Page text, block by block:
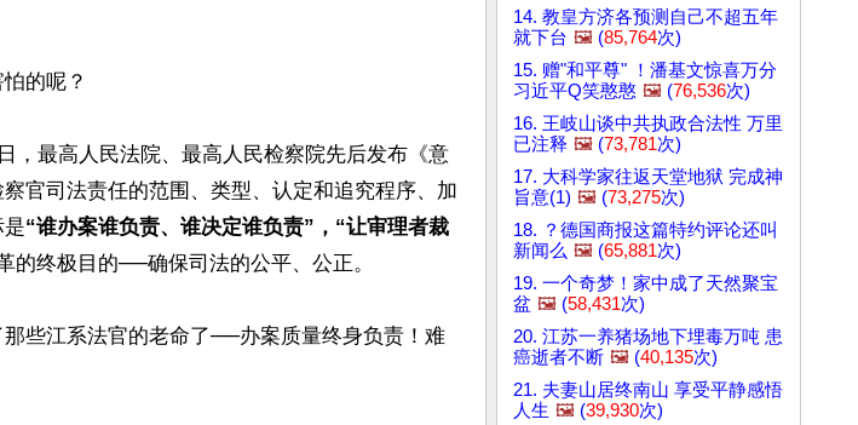
的呢？
，最高人民法院、最高人民检察院先后发布《意
官司法责任的范围、类型、认定和追究程序、加
“谁办案谁负责、谁决定谁负责”，“让审理者裁
的终极目的──确保司法的公平、公正。
些江系法官的老命了──办案质量终身负责！难
14. 教皇方济各预测自己不超五年
就下台 🖼️ (85,764次)
15. 赠"和平尊" ！潘基文惊喜万分
习近平Q笑憨憨 🖼️ (76,536次)
16. 王岐山谈中共执政合法性 万里
已注释 🖼️ (73,781次)
17. 大科学家往返天堂地狱 完成神
旨意(1) 🖼️ (73,275次)
18. ？德国商报这篇特约评论还叫
新闻么 🖼️ (65,881次)
19. 一个奇梦！家中成了天然聚宝
盆 🖼️ (58,431次)
20. 江苏一养猪场地下埋毒万吨 患
癌逝者不断 🖼️ (40,135次)
21. 夫妻山居终南山 享受平静感悟
人生 🖼️ (39,930次)